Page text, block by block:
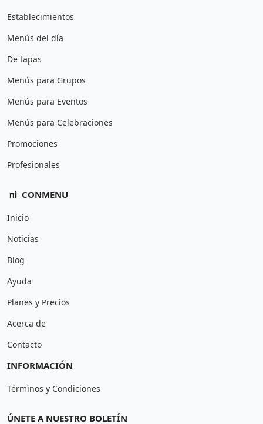
Establecimientos
Menús del día
De tapas
Menús para Grupos
Menús para Eventos
Menús para Celebraciones
Promociones
Profesionales
CONMENU
Inicio
Noticias
Blog
Ayuda
Planes y Precios
Acerca de
Contacto
INFORMACIÓN
Términos y Condiciones
ÚNETE A NUESTRO BOLETÍN